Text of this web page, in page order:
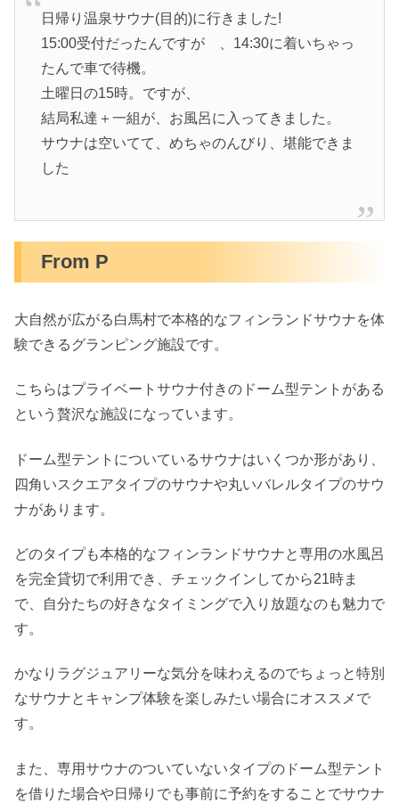
日帰り温泉サウナ(目的)に行きました!
15:00受付だったんですが 、14:30に着いちゃっ
たんで車で待機。
土曜日の15時。ですが、
結局私達＋一組が、お風呂に入ってきました。
サウナは空いてて、めちゃのんびり、堪能できま
した
From P
大自然が広がる白馬村で本格的なフィンランドサウナを体
験できるグランピング施設です。
こちらはプライベートサウナ付きのドーム型テントがある
という贅沢な施設になっています。
ドーム型テントについているサウナはいくつか形があり、
四角いスクエアタイプのサウナや丸いバレルタイプのサウ
ナがあります。
どのタイプも本格的なフィンランドサウナと専用の水風呂
を完全貸切で利用でき、チェックインしてから21時ま
で、自分たちの好きなタイミングで入り放題なのも魅力で
す。
かなりラグジュアリーな気分を味わえるのでちょっと特別
なサウナとキャンプ体験を楽しみたい場合にオススメで
す。
また、専用サウナのついていないタイプのドーム型テント
を借りた場合や日帰りでも事前に予約をすることでサウナ